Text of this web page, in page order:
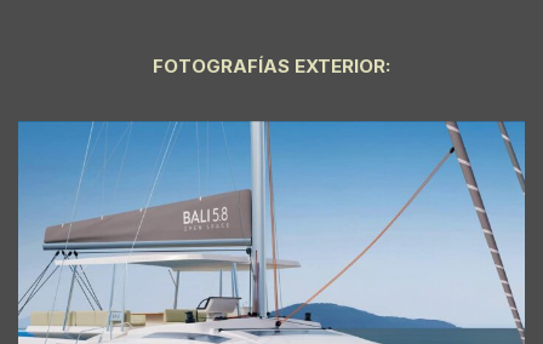
FOTOGRAFÍAS EXTERIOR: